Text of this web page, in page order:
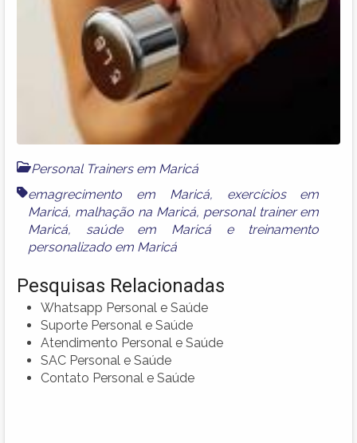
Personal Trainers em Maricá
emagrecimento em Maricá, exercícios em
Maricá, malhação na Maricá, personal trainer em
Maricá, saúde em Maricá e treinamento
personalizado em Maricá
Pesquisas Relacionadas
Whatsapp Personal e Saúde
Suporte Personal e Saúde
Atendimento Personal e Saúde
SAC Personal e Saúde
Contato Personal e Saúde